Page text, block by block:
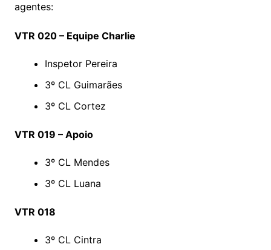
agentes:
VTR 020 – Equipe Charlie
Inspetor Pereira
3º CL Guimarães
3º CL Cortez
VTR 019 – Apoio
3º CL Mendes
3º CL Luana
VTR 018
3º CL Cintra